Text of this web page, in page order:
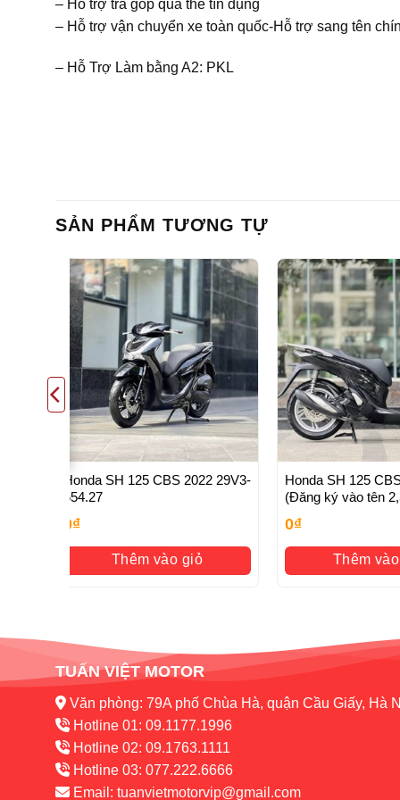
– Hỗ trợ trả góp qua thẻ tín dụng
– Hỗ trợ vận chuyển xe toàn quốc-Hỗ trợ sang tên
– Hỗ Trợ Làm bằng A2: PKL
SẢN PHẨM TƯƠNG TỰ
Honda SH 125 CBS 2022 29V3-
554.27
0₫
Thêm vào giỏ
Honda SH 125
(Đăng ký vào tên
0₫
Thêm
TUẤN VIỆT MOTOR
Văn phòng: 79A phố Chùa Hà, quận Cầu Giấy, Hà
Hotline 01: 09.1177.1996
Hotline 02: 09.1763.1111
Hotline 03: 077.222.6666
Email: tuanvietmotorvip@gmail.com